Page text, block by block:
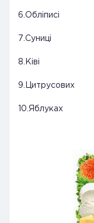
6.Обліписі
7.Суниці
8.Ківі
9.Цитрусових
10.Яблуках